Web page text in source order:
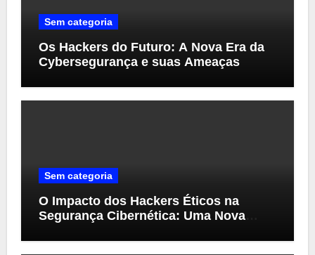
Sem categoria
Os Hackers do Futuro: A Nova Era da
Cybersegurança e suas Ameaças
Sem categoria
O Impacto dos Hackers Éticos na
Segurança Cibernética: Uma Nova